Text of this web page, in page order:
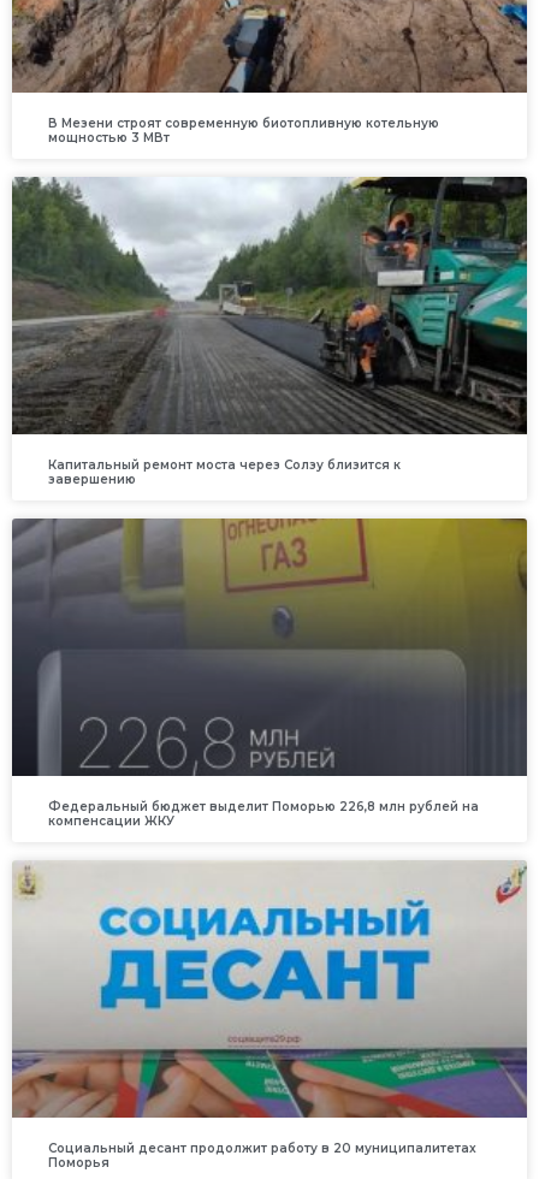
В Мезени строят современную биотопливную котельную
мощностью 3 МВт
Капитальный ремонт моста через Солзу близится к
завершению
Федеральный бюджет выделит Поморью 226,8 млн рублей на
компенсации ЖКУ
Социальный десант продолжит работу в 20 муниципалитетах
Поморья